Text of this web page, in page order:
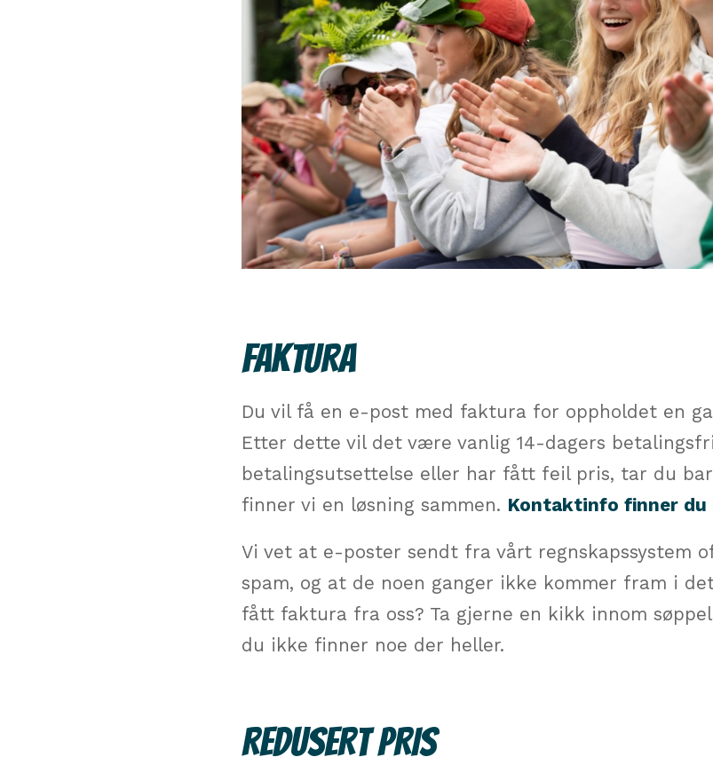
FAKTURA
Du vil få en e-post med faktura for oppholdet en
Etter dette vil det være vanlig 14-dagers
betalingsutsettelse eller har fått feil pris, tar du
finner vi en løsning sammen. Kontaktinfo finner du
Vi vet at e-poster sendt fra vårt regnskapssystem
spam, og at de noen ganger ikke kommer fram i
fått faktura fra oss? Ta gjerne en kikk innom
du ikke finner noe der heller.
REDUSERT PRIS